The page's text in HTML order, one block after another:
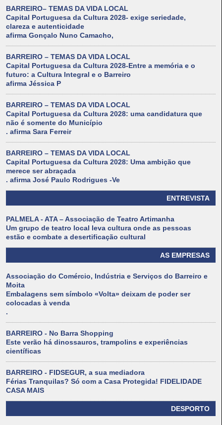
BARREIRO– TEMAS DA VIDA LOCAL
Capital Portuguesa da Cultura 2028- exige seriedade,
clareza e autenticidade
afirma Gonçalo Nuno Camacho,
BARREIRO – TEMAS DA VIDA LOCAL
Capital Portuguesa da Cultura 2028-Entre a memória e o
futuro: a Cultura Integral e o Barreiro
afirma Jéssica P
BARREIRO – TEMAS DA VIDA LOCAL
Capital Portuguesa da Cultura 2028: uma candidatura que
não é somente do Município
. afirma Sara Ferreir
BARREIRO – TEMAS DA VIDA LOCAL
Capital Portuguesa da Cultura 2028: Uma ambição que
merece ser abraçada
. afirma José Paulo Rodrigues -Ve
ENTREVISTA
PALMELA - ATA – Associação de Teatro Artimanha
Um grupo de teatro local leva cultura onde as pessoas
estão e combate a desertificação cultural
AS EMPRESAS
Associação do Comércio, Indústria e Serviços do Barreiro e
Moita
Embalagens sem símbolo «Volta» deixam de poder ser
colocadas à venda
.
BARREIRO - No Barra Shopping
Este verão há dinossauros, trampolins e experiências
científicas
BARREIRO - FIDSEGUR, a sua mediadora
Férias Tranquilas? Só com a Casa Protegida! FIDELIDADE
CASA MAIS
DESPORTO